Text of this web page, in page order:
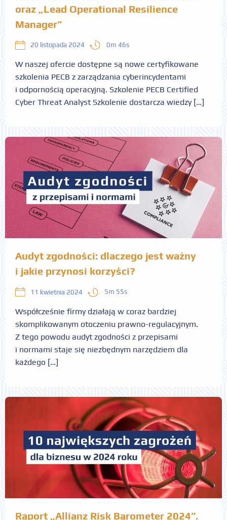
oraz „Lead Operational Resilience
Manager”
20 listopada 2024 0m 46s
W naszej ofercie dostępne są nowe certyfikowane
szkolenia PECB z zarządzania cyberincydentami
i odpornością operacyjną. Szkolenie PECB Certified
Cyber Threat Analyst Szkolenie dostarcza wiedzy […]
Audyt zgodności: dlaczego jest ważny
i jakie przynosi korzyści?
11 kwietnia 2024 5m 55s
Współcześnie firmy działają w coraz bardziej
skomplikowanym otoczeniu prawno-regulacyjnym.
Z tego powodu audyt zgodności z przepisami
i normami staje się niezbędnym narzędziem dla
każdego […]
Raport „Allianz Risk Barometer 2024”.